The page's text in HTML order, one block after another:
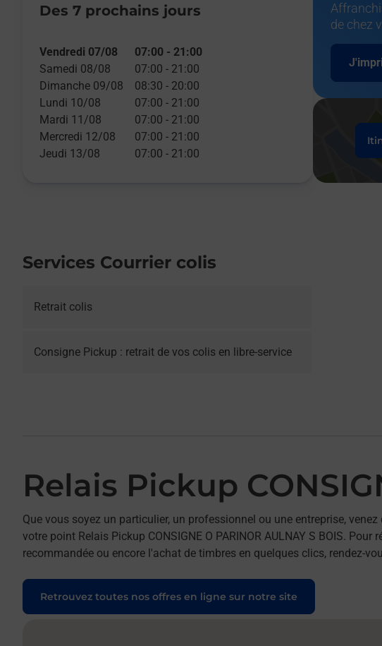
Des 7 prochains jours
Vendredi 07/08 07:00 - 21:00
Samedi 08/08
07:00 - 21:00
Dimanche 09/08
08:30 - 20:00
Lundi 10/08
07:00 - 21:00
Mardi 11/08
07:00 - 21:00
Mercredi 12/08
07:00 - 21:00
Jeudi 13/08
07:00 - 21:00
de chez
Services Courrier colis
Retrait colis
Consigne Pickup : retrait de vos colis en libre-service
Relais Pickup
Que vous soyez un particulier, un professionnel ou une entreprise,
votre point Relais Pickup CONSIGNE O PARINOR AULNAY S BOIS.
recommandée ou encore l'achat de timbres en quelques clics, rendez-
Retrouvez toutes nos offres en ligne sur notre site